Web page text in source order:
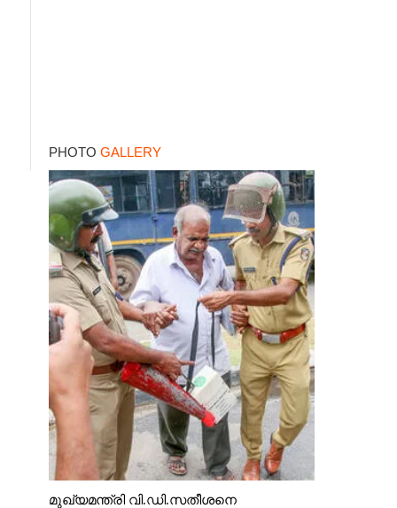
PHOTO GALLERY
മുഖ്യമന്ത്രി വി.ഡി.സതീശനെ